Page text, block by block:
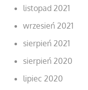
listopad 2021
wrzesień 2021
sierpień 2021
sierpień 2020
lipiec 2020